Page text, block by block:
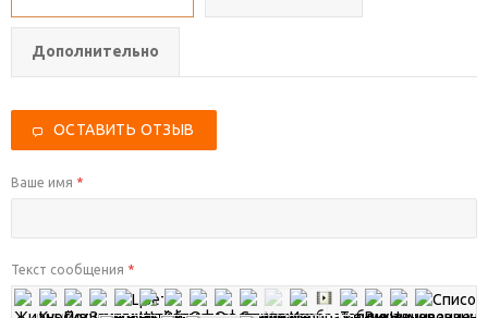
Дополнительно
ОСТАВИТЬ ОТЗЫВ
Ваше имя *
Текст сообщения *